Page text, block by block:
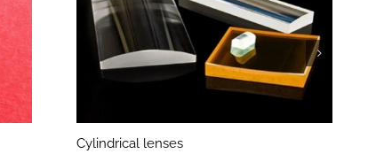
Cylindrical lenses